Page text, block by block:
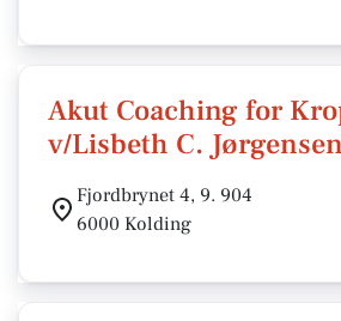
Akut Coaching for
v/Lisbeth C. Jørgensen
Fjordbrynet 4, 9. 904
6000 Kolding